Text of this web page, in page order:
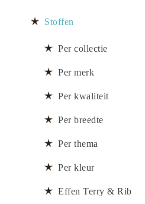
Stoffen
Per collectie
Per merk
Per kwaliteit
Per breedte
Per thema
Per kleur
Effen Terry & Rib